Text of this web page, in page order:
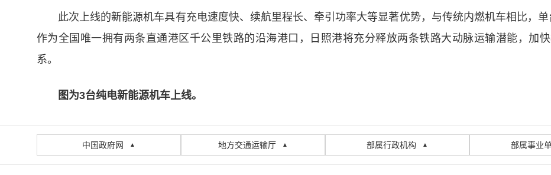
此次上线的新能源机车具有充电速度快、续航里程长、牵引功率大等显著优势，与传统内燃机车相比，
作为全国唯一拥有两条直通港区千公里铁路的沿海港口，日照港将充分释放两条铁路大动脉运输潜能，加
系。
图为3台纯电新能源机车上线。
中国政府网 ▲ 地方交通运输厅 ▲ 部属行政机构 ▲ 部属事业